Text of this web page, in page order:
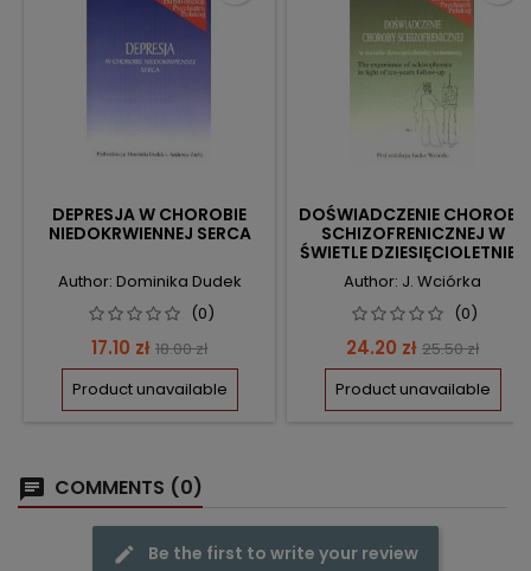
DEPRESJA W CHOROBIE
NIEDOKRWIENNEJ SERCA
Author: Dominika Dudek
(0)
Price
17.10 zł Regular
price
18.00 zł
Product unavailable
DOŚWIADCZENIE CHOROBY
SCHIZOFRENICZNEJ W
ŚWIETLE DZIESIĘCIOLETNIEJ
KATAMNEZY
Author: J. Wciórka
(0)
Price
24.20 zł Regular
price
25.50 zł
Product unavailable
COMMENTS (0)
Be the first to write your review